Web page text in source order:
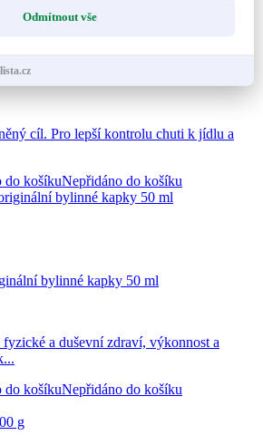
kapslí
cíl. Pro lepší kontrolu chuti k jídlu a
do košíkuNepřidáno do košíku
bylinné kapky 50 ml
a duševní zdraví, výkonnost a
do košíkuNepřidáno do košíku
Odmítnout vše